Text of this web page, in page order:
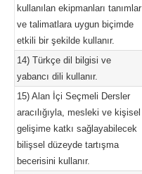
kullanılan ekipmanları tanımlar
ve talimatlara uygun biçimde
etkili bir şekilde kullanır.
14) Türkçe dil bilgisi ve
yabancı dili kullanır.
15) Alan İçi Seçmeli Dersler
aracılığıyla, mesleki ve kişisel
gelişime katkı sağlayabilecek
bilişsel düzeyde tartışma
becerisini kullanır.